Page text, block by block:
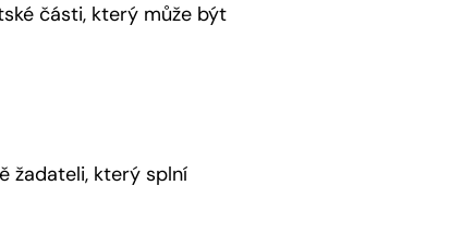
části, který může být
žadateli, který splní